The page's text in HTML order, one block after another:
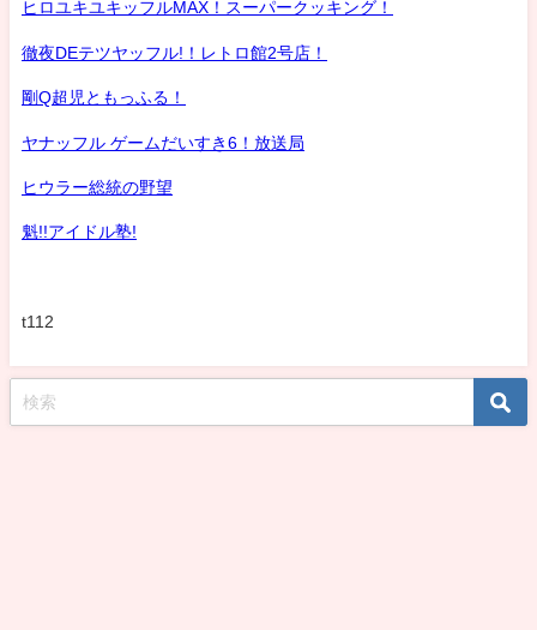
ヒロユキユキッフルMAX！スーパークッキング！
徹夜DEテツヤッフル!！レトロ館2号店！
剛Q超児ともっふる！
ヤナッフル ゲームだいすき6！放送局
ヒウラー総統の野望
魁!!アイドル塾!
t112